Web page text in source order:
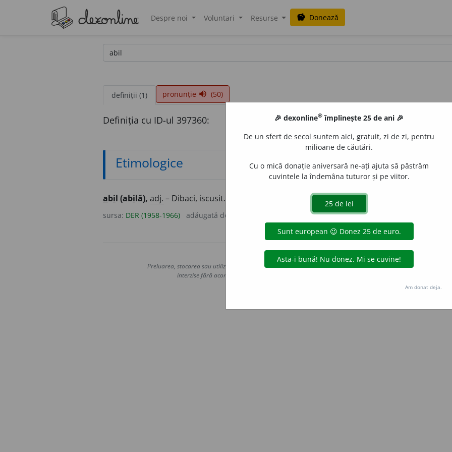
Despre noi Voluntari Resurse savings Donează
definiții (1) pronunție volume_up (50)
Definiția cu ID-ul 397360:
Etimologice
abil (abilă), adj. – Dibaci, iscusit. < Accentul este indiferent. –
sursa: DER (1958-1966) adăugată de
Copyright © 2004-2026 dexonline (https://dexonline.ro)
Preluarea, stocarea sau utilizarea datelor de pe acest site, inclusiv prin orice metode de extragere automată
interzise fără acordul nostru prealabil scris, cu excepția seturilor de date oferite oficial spre utilizare
Hosterion
🎉 dexonline® împlinește 25 de ani 🎉
De un sfert de secol suntem aici, gratuit, zi de zi, pentru
milioane de căutări.
Cu o mică donație aniversară ne-ați ajuta să păstrăm
cuvintele la îndemâna tuturor și pe viitor.
Am donat deja.